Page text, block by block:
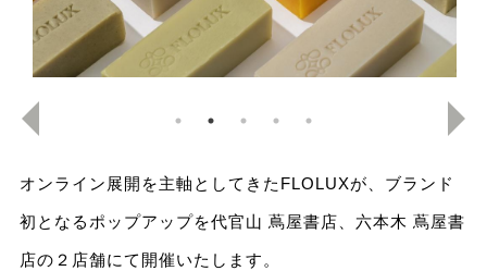
オンライン展開を主軸としてきたFLOLUXが、ブランド
初となるポップアップを代官山 蔦屋書店、六本木 蔦屋書
店の２店舗にて開催いたします。